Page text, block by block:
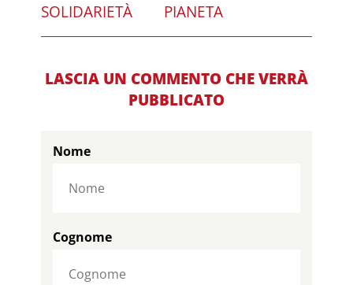
SOLIDARIETÀ PIANETA
LASCIA UN COMMENTO CHE VERRÀ
PUBBLICATO
Nome
Cognome